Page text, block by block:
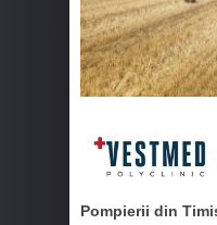
Pompierii din